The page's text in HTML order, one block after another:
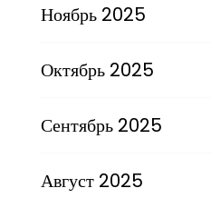
Ноябрь 2025
Октябрь 2025
Сентябрь 2025
Август 2025